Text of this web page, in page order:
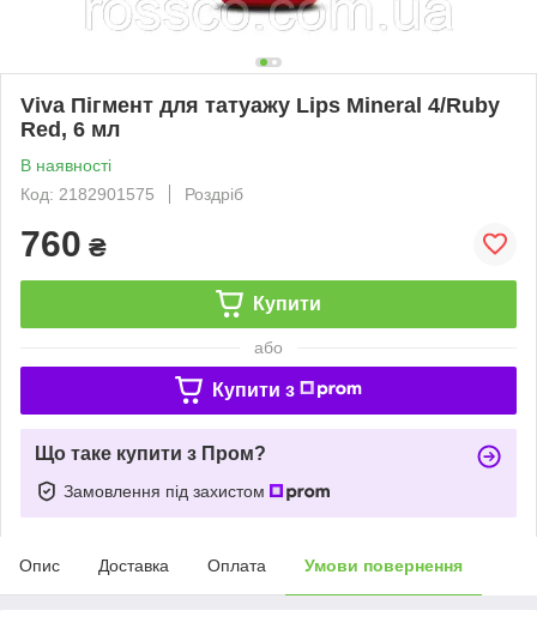
Viva Пігмент для татуажу Lips Mineral 4/Ruby
Red, 6 мл
В наявності
Код: 2182901575
Роздріб
760 ₴
Купити
або
Купити з
Що таке купити з Пром?
Замовлення під захистом
Опис Доставка Оплата Умови повернення